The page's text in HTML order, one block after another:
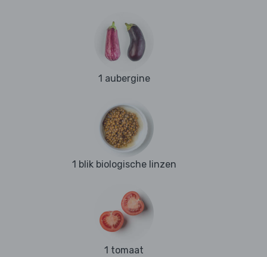
1 aubergine
1 blik biologische linzen
1 tomaat